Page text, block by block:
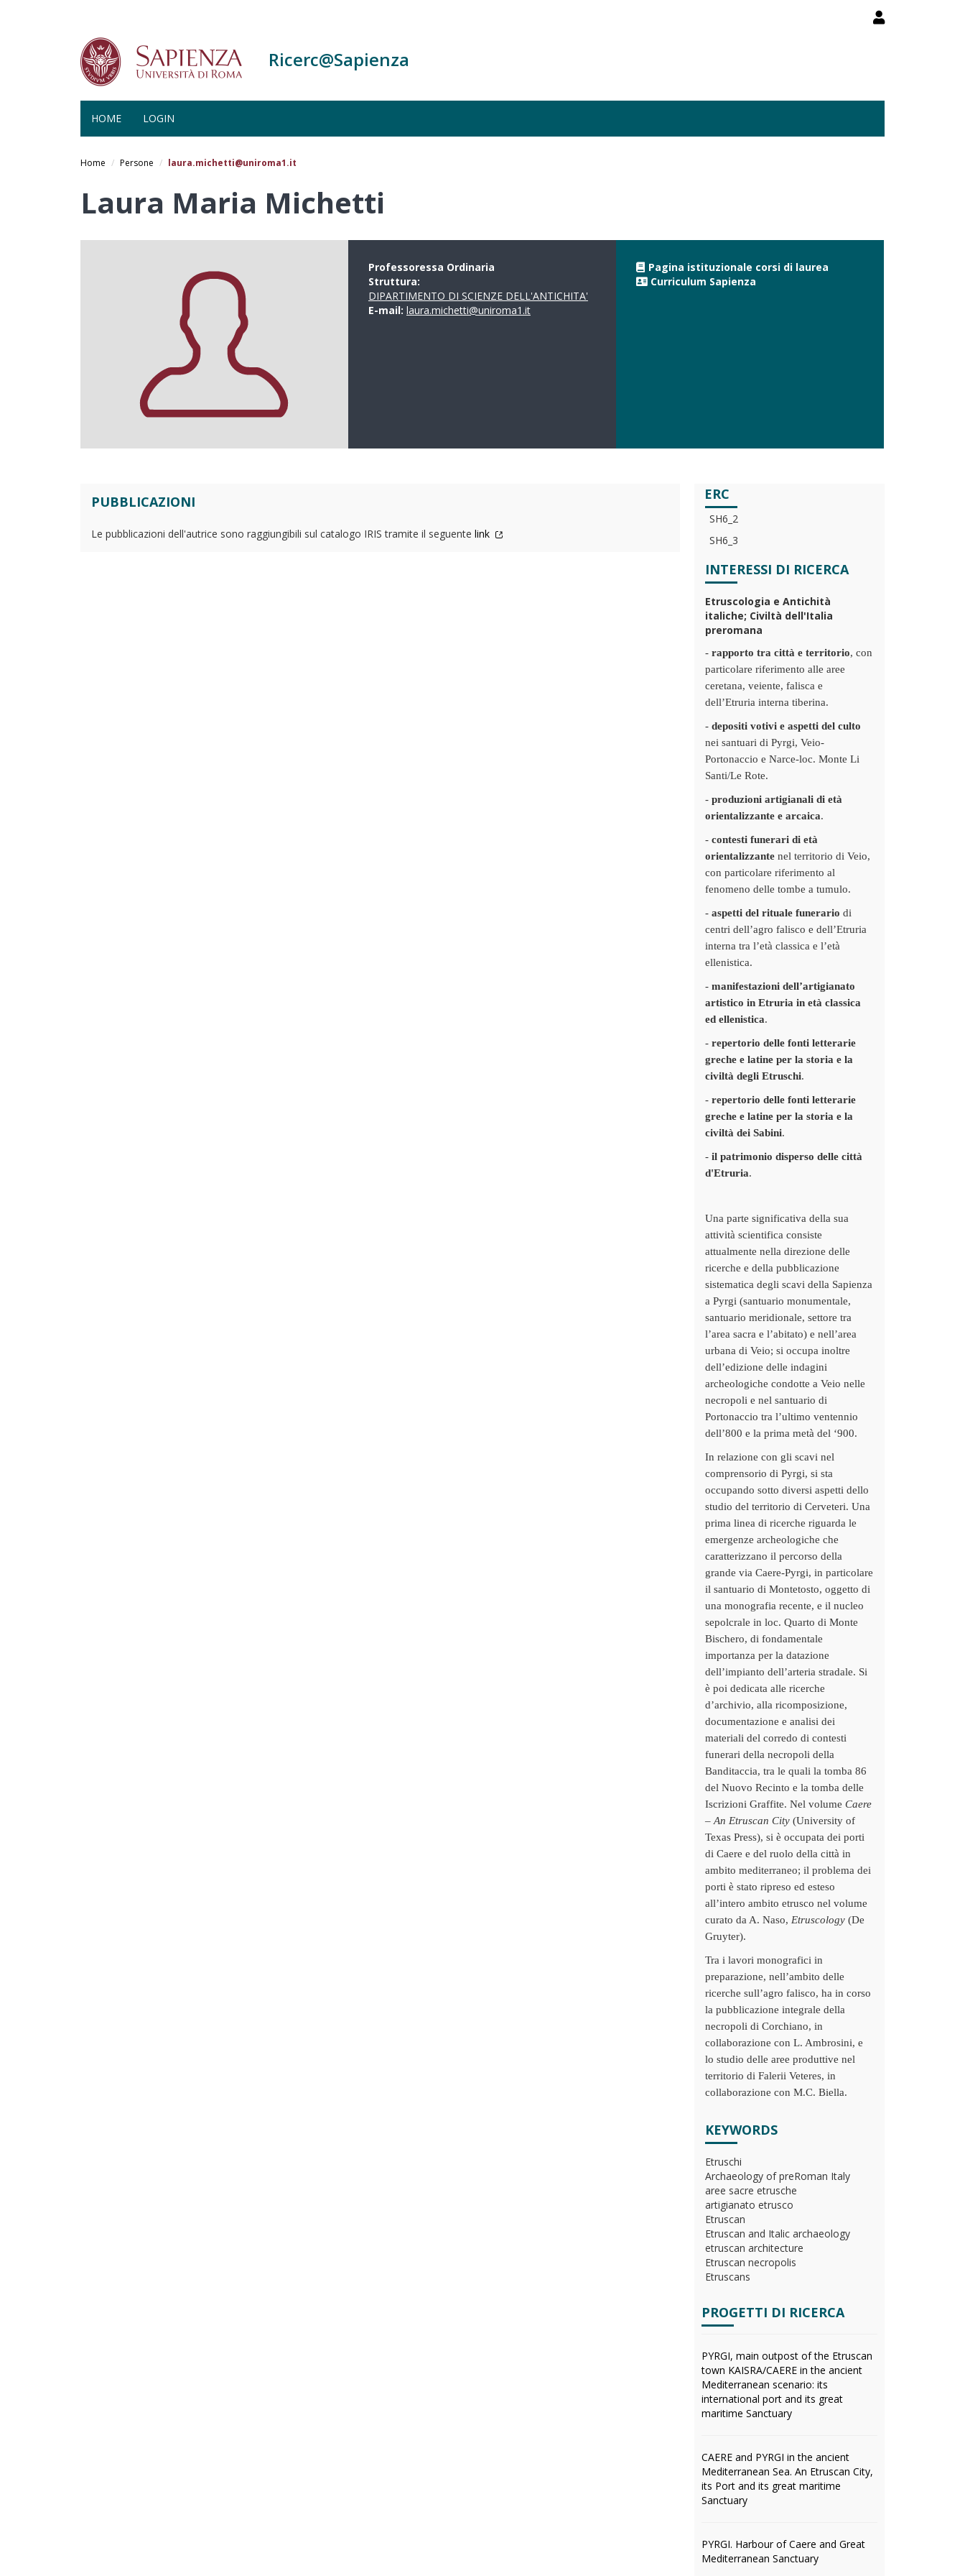
Ricerc@Sapienza
HOME LOGIN
Home Persone laura.michetti@uniroma1.it
Laura Maria Michetti
Professoressa Ordinaria
Struttura:
DIPARTIMENTO DI SCIENZE DELL'ANTICHITA'
E-mail: laura.michetti@uniroma1.it
Pagina istituzionale corsi di laurea
Curriculum Sapienza
PUBBLICAZIONI
Le pubblicazioni dell'autrice sono raggiungibili sul catalogo IRIS tramite il seguente link
ERC
SH6_2
SH6_3
INTERESSI DI RICERCA
Etruscologia e Antichità
italiche; Civiltà dell'Italia
preromana
- rapporto tra città e territorio, con
particolare riferimento alle aree
ceretana, veiente, falisca e
dell’Etruria interna tiberina.
- depositi votivi e aspetti del culto
nei santuari di Pyrgi, Veio-
Portonaccio e Narce-loc. Monte Li
Santi/Le Rote.
- produzioni artigianali di età
orientalizzante e arcaica.
- contesti funerari di età
orientalizzante nel territorio di Veio,
con particolare riferimento al
fenomeno delle tombe a tumulo.
- aspetti del rituale funerario di
centri dell’agro falisco e dell’Etruria
interna tra l’età classica e l’età
ellenistica.
- manifestazioni dell’artigianato
artistico in Etruria in età classica
ed ellenistica.
- repertorio delle fonti letterarie
greche e latine per la storia e la
civiltà degli Etruschi.
- repertorio delle fonti letterarie
greche e latine per la storia e la
civiltà dei Sabini.
- il patrimonio disperso delle città
d'Etruria.
Una parte significativa della sua
attività scientifica consiste
attualmente nella direzione delle
ricerche e della pubblicazione
sistematica degli scavi della Sapienza
a Pyrgi (santuario monumentale,
santuario meridionale, settore tra
l’area sacra e l’abitato) e nell’area
urbana di Veio; si occupa inoltre
dell’edizione delle indagini
archeologiche condotte a Veio nelle
necropoli e nel santuario di
Portonaccio tra l’ultimo ventennio
dell’800 e la prima metà del ‘900.
In relazione con gli scavi nel
comprensorio di Pyrgi, si sta
occupando sotto diversi aspetti dello
studio del territorio di Cerveteri. Una
prima linea di ricerche riguarda le
emergenze archeologiche che
caratterizzano il percorso della
grande via Caere-Pyrgi, in particolare
il santuario di Montetosto, oggetto di
una monografia recente, e il nucleo
sepolcrale in loc. Quarto di Monte
Bischero, di fondamentale
importanza per la datazione
dell’impianto dell’arteria stradale. Si
è poi dedicata alle ricerche
d’archivio, alla ricomposizione,
documentazione e analisi dei
materiali del corredo di contesti
funerari della necropoli della
Banditaccia, tra le quali la tomba 86
del Nuovo Recinto e la tomba delle
Iscrizioni Graffite. Nel volume Caere
– An Etruscan City (University of
Texas Press), si è occupata dei porti
di Caere e del ruolo della città in
ambito mediterraneo; il problema dei
porti è stato ripreso ed esteso
all’intero ambito etrusco nel volume
curato da A. Naso, Etruscology (De
Gruyter).
Tra i lavori monografici in
preparazione, nell’ambito delle
ricerche sull’agro falisco, ha in corso
la pubblicazione integrale della
necropoli di Corchiano, in
collaborazione con L. Ambrosini, e
lo studio delle aree produttive nel
territorio di Falerii Veteres, in
collaborazione con M.C. Biella.
KEYWORDS
Etruschi
Archaeology of preRoman Italy
aree sacre etrusche
artigianato etrusco
Etruscan
Etruscan and Italic archaeology
etruscan architecture
Etruscan necropolis
Etruscans
PROGETTI DI RICERCA
PYRGI, main outpost of the Etruscan
town KAISRA/CAERE in the ancient
Mediterranean scenario: its
international port and its great
maritime Sanctuary
CAERE and PYRGI in the ancient
Mediterranean Sea. An Etruscan City,
its Port and its great maritime
Sanctuary
PYRGI. Harbour of Caere and Great
Mediterranean Sanctuary